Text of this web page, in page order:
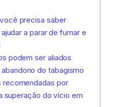
precisa saber
a parar de fumar e
podem ser aliados
do tabagismo
recomendadas por
superação do vício em